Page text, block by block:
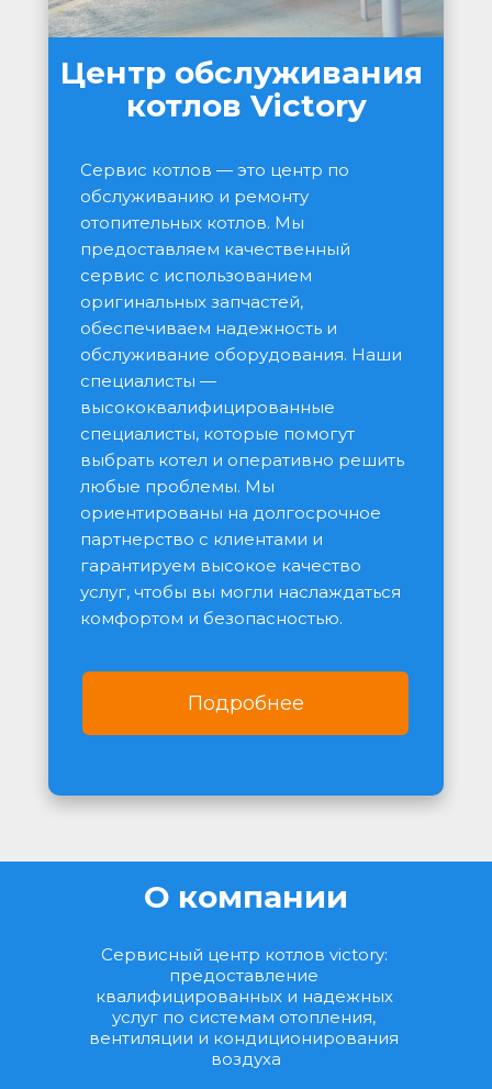
Центр обслуживания
котлов Victory
Сервис котлов — это центр по
обслуживанию и ремонту
отопительных котлов. Мы
предоставляем качественный
сервис с использованием
оригинальных запчастей,
обеспечиваем надежность и
обслуживание оборудования. Наши
специалисты —
высококвалифицированные
специалисты, которые помогут
выбрать котел и оперативно решить
любые проблемы. Мы
ориентированы на долгосрочное
партнерство с клиентами и
гарантируем высокое качество
услуг, чтобы вы могли наслаждаться
комфортом и безопасностью.
Подробнее
О компании
Сервисный центр котлов victory:
предоставление
квалифицированных и надежных
услуг по системам отопления,
вентиляции и кондиционирования
воздуха